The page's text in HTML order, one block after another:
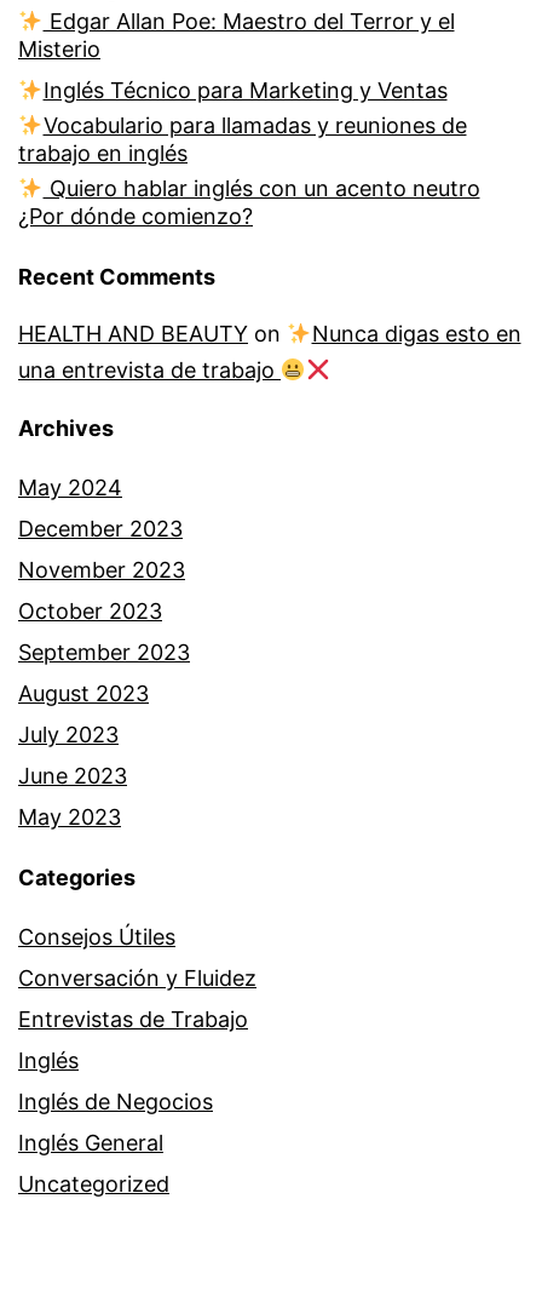
Edgar Allan Poe: Maestro del Terror y el
Misterio
Inglés Técnico para Marketing y Ventas
Vocabulario para llamadas y reuniones de
trabajo en inglés
Quiero hablar inglés con un acento neutro
¿Por dónde comienzo?
Recent Comments
HEALTH AND BEAUTY on
Nunca digas esto en
una entrevista de trabajo
Archives
May 2024
December 2023
November 2023
October 2023
September 2023
August 2023
July 2023
June 2023
May 2023
Categories
Consejos Útiles
Conversación y Fluidez
Entrevistas de Trabajo
Inglés
Inglés de Negocios
Inglés General
Uncategorized